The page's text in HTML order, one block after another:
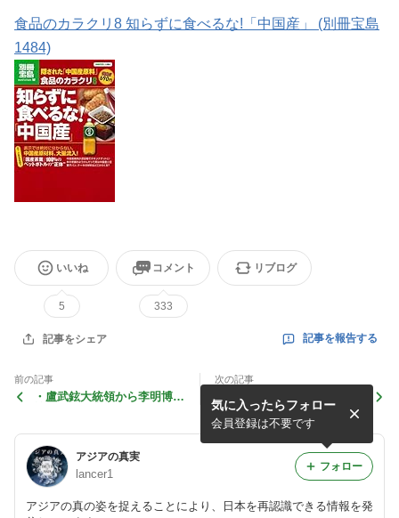
食品のカラクリ8 知らずに食べるな!「中国産」 (別冊宝島
1484)
いいね
5
コメント
333
リブログ
記事をシェア 記事を報告する
前の記事
・盧武鉉大統領から李明博大
るか～
次の記事
・当Blogは中国製品不買運
動を推進します ～日本政府
と中国政府へ明確なメッセー
ジを～
アジアの真実
lancer1
アジアの真の姿を捉えることにより、日本を再認識できる情報を発
気に入ったらフォロー
会員登録は不要です
フォロー